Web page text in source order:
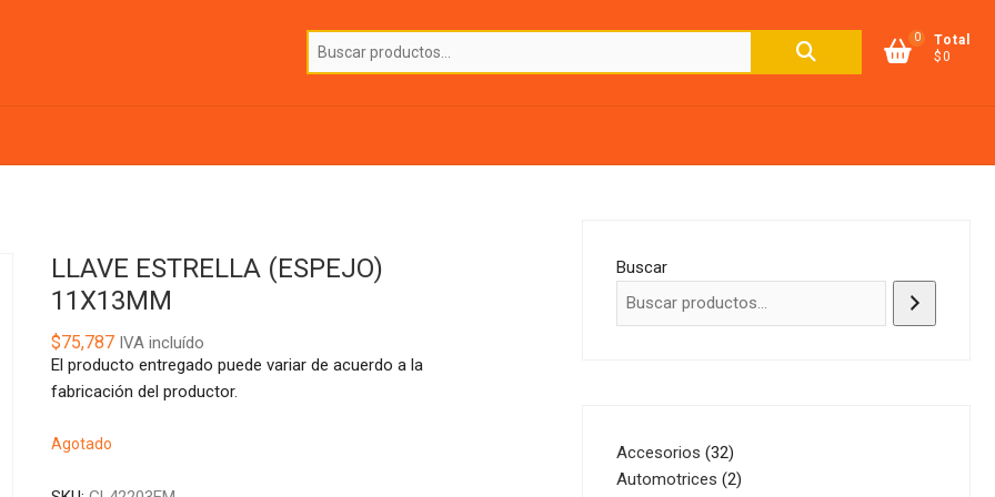
Buscar
0
Total
$0
LLAVE ESTRELLA (ESPEJO)
11X13MM
$75,787 IVA incluído
El producto entregado puede variar de acuerdo a la
fabricación del productor.
Agotado
Buscar
Accesorios 3232
productos
Automotrices 22